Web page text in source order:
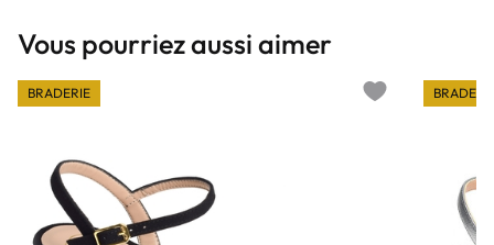
Vous pourriez aussi aimer
BRADERIE